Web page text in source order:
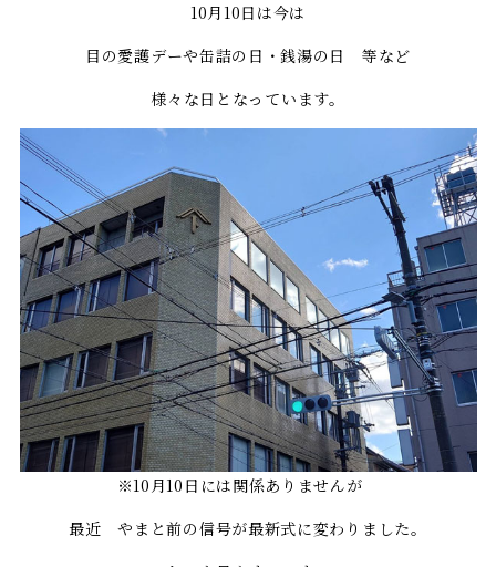
10月10日は今は
目の愛護デーや缶詰の日・銭湯の日 等など
様々な日となっています。
※10月10日には関係ありませんが
最近 やまと前の信号が最新式に変わりました。